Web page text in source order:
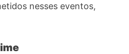
nesses eventos,